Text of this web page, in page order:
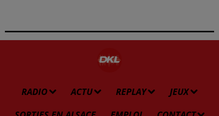
RADIO ACTU REPLAY
JEUX